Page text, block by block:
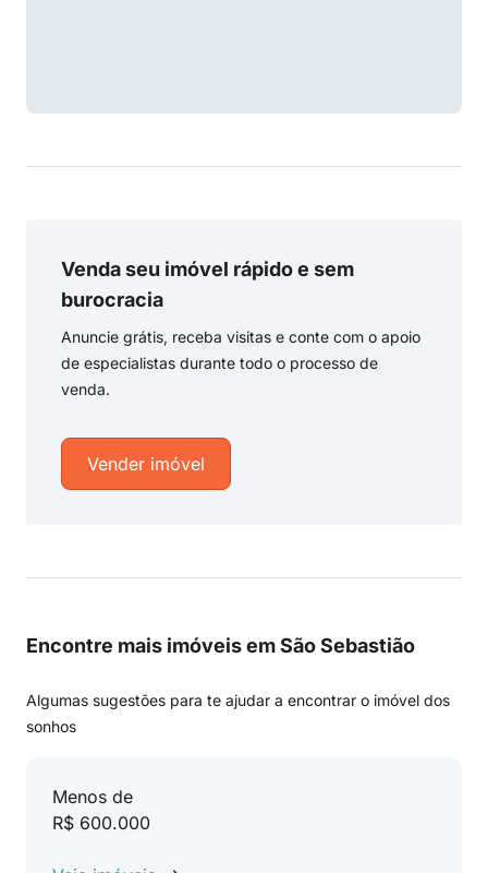
Venda seu imóvel rápido e sem
burocracia
Anuncie grátis, receba visitas e conte com o apoio
de especialistas durante todo o processo de
venda.
Vender imóvel
Encontre mais imóveis em São Sebastião
Algumas sugestões para te ajudar a encontrar o imóvel dos
sonhos
Menos de
R$ 600.000